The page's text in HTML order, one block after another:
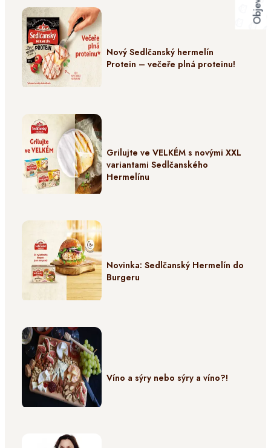
Nový Sedlčanský hermelín
Protein – večeře plná proteinu!
Grilujte ve VELKÉM s novými XXL
variantami Sedlčanského
Hermelínu
Novinka: Sedlčanský Hermelín do
Burgeru
Víno a sýry nebo sýry a víno?!